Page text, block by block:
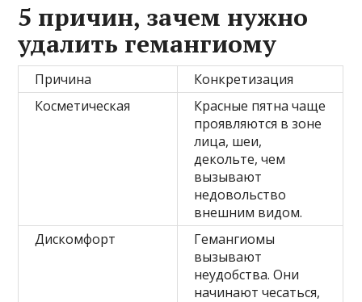
5 причин, зачем нужно
удалить гемангиому
Причина
Конкретизация
Косметическая
Красные пятна чаще
проявляются в зоне
лица, шеи,
декольте, чем
вызывают
недовольство
внешним видом.
Дискомфорт
Гемангиомы
вызывают
неудобства. Они
начинают чесаться,